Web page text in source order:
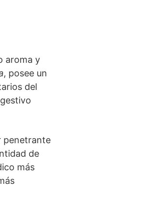
aroma y
, posee un
del
penetrante
de
más